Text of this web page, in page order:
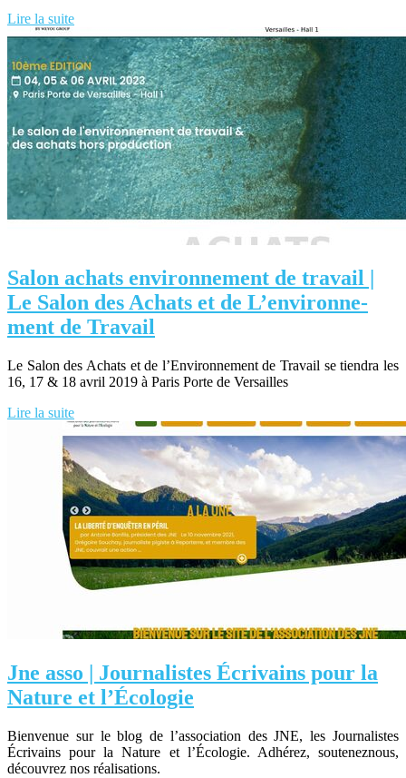
Lire la suite
Salon achats en­viron­ne­ment de travail |
Le Salon des Achats et de L’en­viron­ne­
ment de Travail
Le Salon des Achats et de l’Environnement de Travail se tiendra les
16, 17 & 18 avril 2019 à Paris Porte de Versailles
Lire la suite
Jne asso | Jour­na­listes Écrivains pour la
Nature et l’Écologie
Bienvenue sur le blog de l’association des JNE, les Journalistes
Écrivains pour la Nature et l’Écologie. Adhérez, souteneznous,
découvrez nos réalisations.